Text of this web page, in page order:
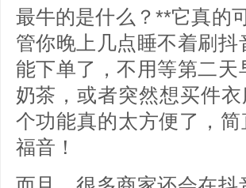
最牛的是什么？**它真的
管你晚上几点睡不着刷
能下单了，不用等第二
奶茶，或者突然想买件
个功能真的太方便了，
福音！